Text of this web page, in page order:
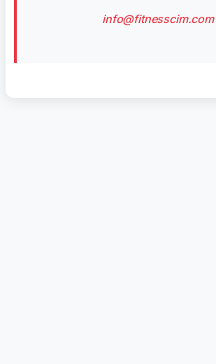
info@fitnesscim.com